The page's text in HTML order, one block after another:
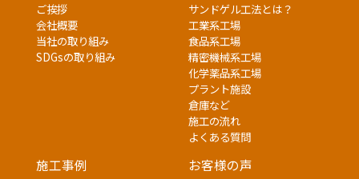
ご挨拶
会社概要
当社の取り組み
SDGsの取り組み
サンドゲル工法とは？
工業系工場
食品系工場
精密機械系工場
化学薬品系工場
プラント施設
倉庫など
施工の流れ
よくある質問
施工事例
お客様の声